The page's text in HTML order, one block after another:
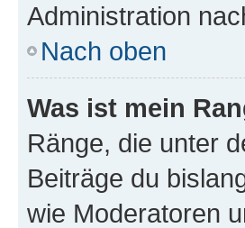
Administration
Nach oben
Was ist mein
Ränge, die unter
Beiträge du
wie Moderatoren